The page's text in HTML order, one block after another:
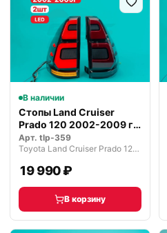
В наличии
Стопы Land Cruiser
Prado 120 2002-2009 г.
Красные
Арт. tlp-359
Toyota Land Cruiser Prado 120 рестайлинг (2007—2009)
19 990 ₽
В корзину